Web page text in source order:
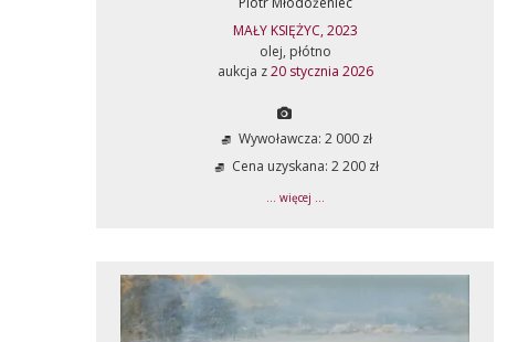
MAŁY KSIĘŻYC, 2023
olej, płótno
aukcja z20 stycznia 2026
Wywoławcza: 2 000 zł
Cena uzyskana: 2 200 zł
... więcej ...